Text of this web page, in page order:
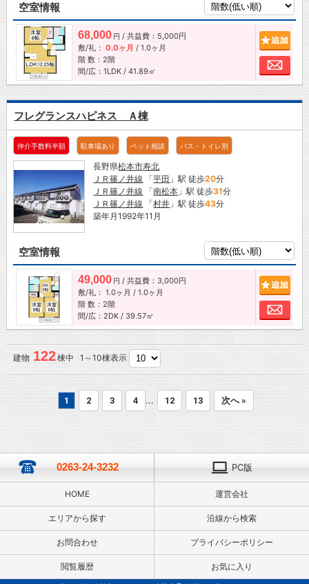
空室情報
68,000 円 / 共益費：5,000円
敷/礼： 0.0ヶ月 / 1.0ヶ月
階 数：2階
間/広：1LDK / 41.89㎡
お
フレグランスハピネス Ａ棟
仲介手数料半額 駐車場あり ペット相談 バス・トイレ別
長野県松本市寿北
ＪＲ篠ノ井線 「平田 」駅 徒歩20分
ＪＲ篠ノ井線 「南松本 」駅 徒歩31分
ＪＲ篠ノ井線 「村井 」駅 徒歩43分
築年月1992年11月
空室情報
49,000 円 / 共益費：3,000円
敷/礼： 1.0ヶ月 / 1.0ヶ月
階 数：2階
間/広：2DK / 39.57㎡
追加
お
建物 122棟中 1～10棟表示
1 2 3 4 ... 12 13 次へ »
0263-24-3232 PC版
HOME 運営会社
エリアから探す 沿線から検索
お問合わせ プライバシーポリシー
閲覧履歴 お気に入り